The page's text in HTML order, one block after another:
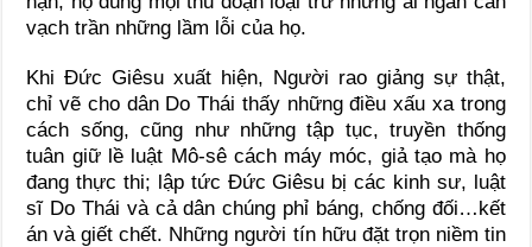
vạch trần những lầm lỗi của họ.
Khi Đức Giêsu xuất hiện, Người rao giảng sự thật,
chỉ vẽ cho dân Do Thái thấy những điều xấu xa trong
cách sống, cũng như những tập tục, truyền thống
tuân giữ lề luật Mô-sê cách máy móc, giả tạo mà họ
đang thực thi; lập tức Đức Giêsu bị các kinh sư, luật
sĩ Do Thái và cả dân chúng phỉ báng, chống đối…kết
án và giết chết. Những người tín hữu đặt trọn niềm tin